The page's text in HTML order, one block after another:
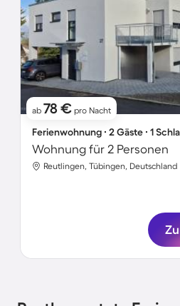
ab 78 € pro Nacht
Ferienwohnung ∙ 2 Gäste ∙ 1
Wohnung für 2 Personen
Reutlingen, Tübingen, Deutschland